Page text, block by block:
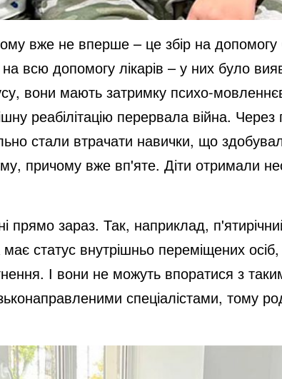
вже не вперше – це збір на
всю допомогу лікарів – у них було
вони мають затримку психо-
реабілітацію перервала війна.
стали втрачати навички, що
причому вже вп'яте. Діти отримали
прямо зараз. Так, наприклад,
статус внутрішньо переміщених
І вони не можуть впоратися з
спеціалістами, тому